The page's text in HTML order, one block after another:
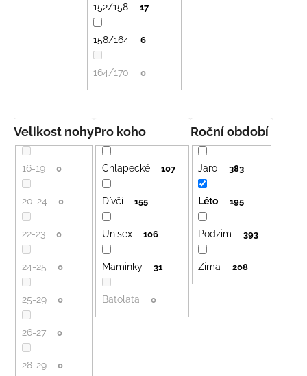
Pro koho
Chlapecké 107
Dívčí 155
Unisex 106
Maminky 31
Batolata 0
Roční období
Jaro 383
Léto 195
Podzim 393
Zima 208
Velikost nohy
16-19 0
20-24 0
22-23 0
24-25 0
25-29 0
26-27 0
28-29 0
152/158 17
158/164 6
164/170 0